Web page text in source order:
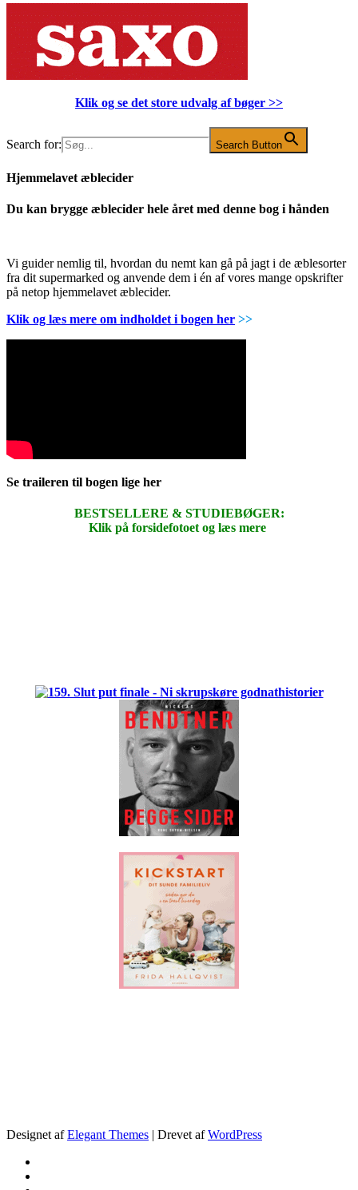
Klik og se det store udvalg af bøger >>
Search for: Search Button
Hjemmelavet æblecider
Du kan brygge æblecider hele året med denne bog i hånden
Vi guider nemlig til, hvordan du nemt kan gå på jagt i de æblesorter
fra dit supermarked og anvende dem i én af vores mange opskrifter
på netop hjemmelavet æblecider.
Klik og læs mere om indholdet i bogen her >>
Se traileren til bogen lige her
BESTSELLERE & STUDIEBØGER:
Klik på forsidefotoet og læs mere
Designet afElegant Themes | Drevet afWordPress